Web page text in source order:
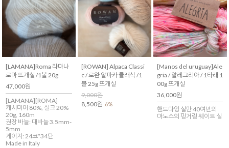
[LAMANA]Roma 라마나
로마 뜨개실 /1볼 20g
47,000원
[LAMANA][ROMA]
캐시미어 80%, 실크 20%
20g, 160m
권장 바늘: 대바늘 3.5mm-
5mm
게이지: 24코*34단
Made in Italy
[ROWAN] Alpaca Classi
c / 로완 알파카 클래식 /1
볼 25g 뜨개실
9,000원
8,500원 6%
[Manos del uruguay]Ale
gria / 알레그리아 / 1타래 1
00g 뜨개실
36,000원
핸드다잉 실만 40여년의
마노스의 핑거링 웨이트 실